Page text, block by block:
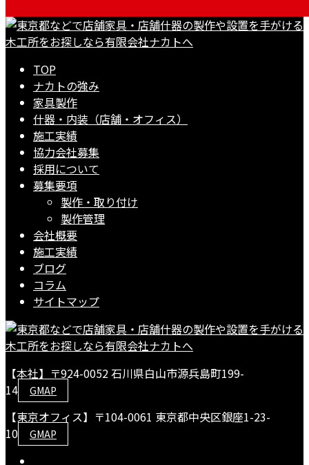
TOP
ナカトの強み
家具製作
什器・内装（店舗・オフィス）
施工実績
協力会社募集
採用について
募集要項
製作・取り付け
製作管理
会社概要
施工実績
ブログ
コラム
サイトマップ
【本社】〒924-0052 石川県白山市源兵島町199-
14
GMAP
【東京オフィス】〒104-0061 東京都中央区銀座1-23-
10
GMAP